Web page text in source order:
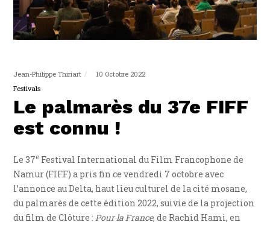
Jean-Philippe Thiriart
10 Octobre 2022
Festivals
Le palmarès du 37e FIFF
est connu !
Le 37e Festival International du Film Francophone de
Namur (FIFF) a pris fin ce vendredi 7 octobre avec
l’annonce au Delta, haut lieu culturel de la cité mosane,
du palmarès de cette édition 2022, suivie de la projection
du film de Clôture : Pour la France, de Rachid Hami, en